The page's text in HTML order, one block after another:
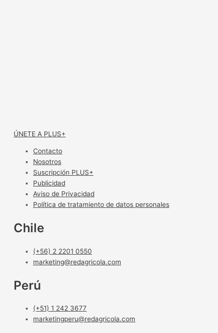
ÚNETE A PLUS+
Contacto
Nosotros
Suscripción PLUS+
Publicidad
Aviso de Privacidad
Política de tratamiento de datos personales
Chile
(+56) 2 2201 0550
marketing@redagricola.com
Perú
(+51) 1 242 3677
marketingperu@redagricola.com